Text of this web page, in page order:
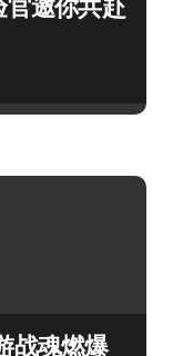
邀你共赴
战魂燃爆